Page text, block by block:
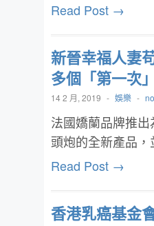
Read Post →
新晉幸福人妻
多個「第一次」
14 2 月, 2019 - 娛樂 -
法國嬌蘭品牌推
頭炮的全新產品
Read Post →
香港乳癌基金